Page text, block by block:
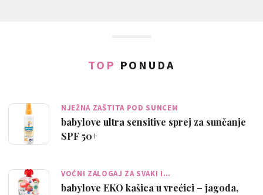
TOP PONUDA
NJEŽNA ZAŠTITA POD SUNCEM
babylove ultra sensitive sprej za sunčanje
SPF 50+
VOĆNI ZALOGAJ ZA SVAKI I…
babylove EKO kašica u vrećici – jagoda,